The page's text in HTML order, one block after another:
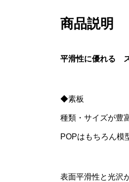
商品説明
平滑性に優れる
◆素板
種類・サイズが豊
POPはもちろん模
表面平滑性と光沢